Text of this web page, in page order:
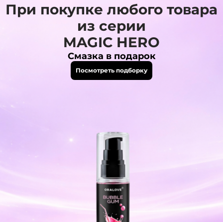
При покупке любого товара
из серии
MAGIC HERO
Смазка в подарок
Посмотреть подборку